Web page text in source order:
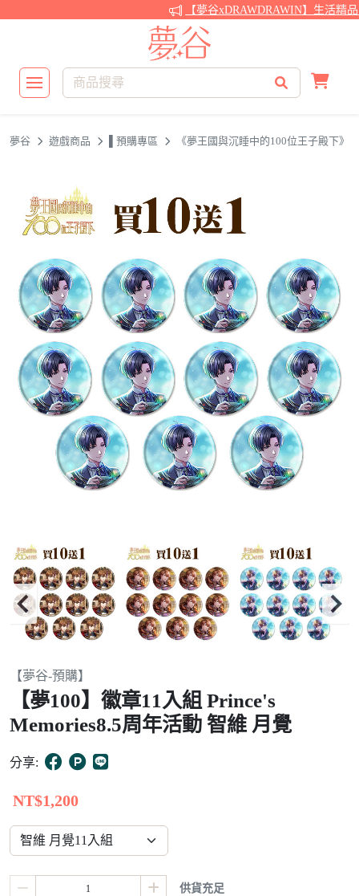
【夢谷xDRAWDRAWIN】生活精品
夢谷 遊戲商品 ▌預購專區 《夢王國與沉睡中的100位王子殿下》
Item
15
【夢谷-預購】
【夢100】徽章11入組 Prince's
Memories8.5周年活動 智維 月覺
分享:
NT$1,200
供貨充足